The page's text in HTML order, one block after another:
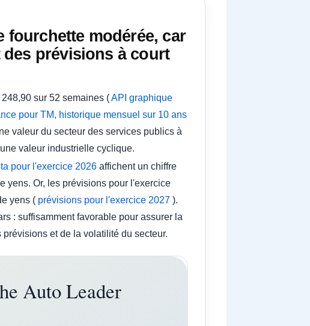
fourchette modérée, car
prévisions à court
sur 52 semaines (API graphique
pour TM, historique mensuel sur 10 ans
valeur du secteur des services publics à
valeur industrielle cyclique.
pour l'exercice 2026affichent un chiffre
yens. Or, les prévisions pour l'exercice
yens ( prévisions pour l'exercice 2027).
: suffisamment favorable pour assurer la
et de la volatilité du secteur.